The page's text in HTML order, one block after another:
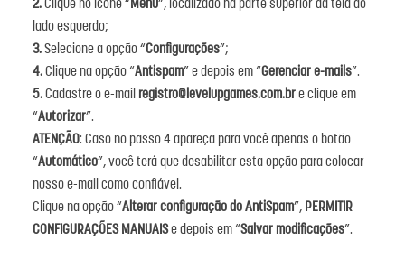
lado esquerdo;
3.Selecione a opção “Configurações”;
4.Clique na opção “Antispam” e depois em “Gerenciar e-mails”.
5.Cadastre o e-mail registro@levelupgames.com.bre clique em
“Autorizar”.
ATENÇÃO: Caso no passo 4 apareça para você apenas o botão
“Automático”, você terá que desabilitar esta opção para colocar
nosso e-mail como confiável.
Clique na opção “Alterar configuração do AntiSpam”, PERMITIR
CONFIGURAÇÕES MANUAISe depois em “Salvar modificações”.